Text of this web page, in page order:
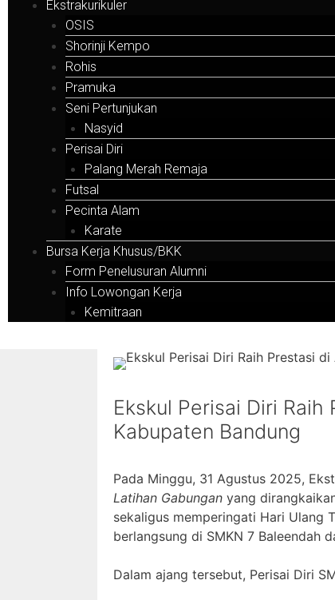
Ekstrakurikuler
OSIS
Shorinji Kempo
Rohis
Pramuka
Seni Pertunjukan
Nasyid
Perisai Diri
Palang Merah Remaja
Futsal
Pecinta Alam
Karate
Bursa Kerja Khusus/BKK
Form Penelusuran Alumni
Info Lowongan Kerja
Kemitraan
Ekskul Perisai Diri
Kabupaten Bandung
Pada Minggu, 31 Agustus 2025,
Latihan Gabungan yang
sekaligus memperingati Hari Ulang
berlangsung di SMKN 7 Baleendah
Dalam ajang tersebut, Perisai Diri